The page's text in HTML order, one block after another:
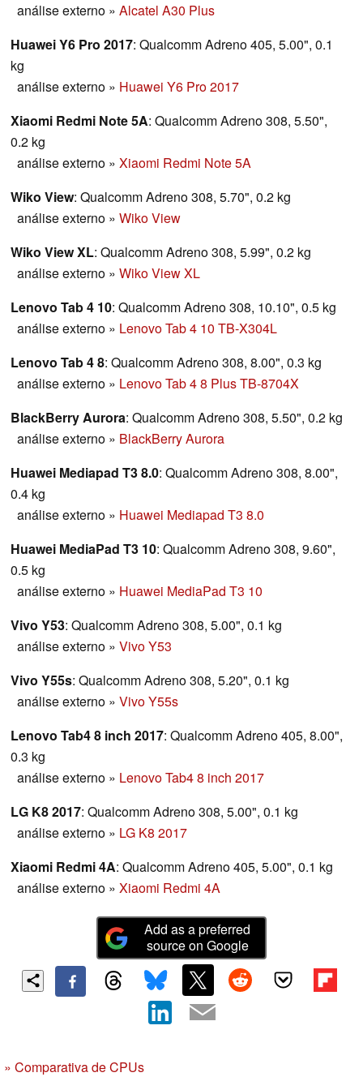
análise externo » Alcatel A30 Plus
Huawei Y6 Pro 2017: Qualcomm Adreno 405, 5.00", 0.1
kg
análise externo » Huawei Y6 Pro 2017
Xiaomi Redmi Note 5A: Qualcomm Adreno 308, 5.50",
0.2 kg
análise externo » Xiaomi Redmi Note 5A
Wiko View: Qualcomm Adreno 308, 5.70", 0.2 kg
análise externo » Wiko View
Wiko View XL: Qualcomm Adreno 308, 5.99", 0.2 kg
análise externo » Wiko View XL
Lenovo Tab 4 10: Qualcomm Adreno 308, 10.10", 0.5 kg
análise externo » Lenovo Tab 4 10 TB-X304L
Lenovo Tab 4 8: Qualcomm Adreno 308, 8.00", 0.3 kg
análise externo » Lenovo Tab 4 8 Plus TB-8704X
BlackBerry Aurora: Qualcomm Adreno 308, 5.50", 0.2 kg
análise externo » BlackBerry Aurora
Huawei Mediapad T3 8.0: Qualcomm Adreno 308, 8.00",
0.4 kg
análise externo » Huawei Mediapad T3 8.0
Huawei MediaPad T3 10: Qualcomm Adreno 308, 9.60",
0.5 kg
análise externo » Huawei MediaPad T3 10
Vivo Y53: Qualcomm Adreno 308, 5.00", 0.1 kg
análise externo » Vivo Y53
Vivo Y55s: Qualcomm Adreno 308, 5.20", 0.1 kg
análise externo » Vivo Y55s
Lenovo Tab4 8 inch 2017: Qualcomm Adreno 405, 8.00",
0.3 kg
análise externo » Lenovo Tab4 8 inch 2017
LG K8 2017: Qualcomm Adreno 308, 5.00", 0.1 kg
análise externo » LG K8 2017
Xiaomi Redmi 4A: Qualcomm Adreno 405, 5.00", 0.1 kg
análise externo » Xiaomi Redmi 4A
Add as a preferred
source on Google
» Comparativa de CPUs